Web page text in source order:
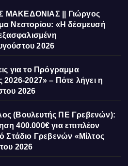
ΜΑΚΕΔΟΝΙΑΣ || Γιώργος
Νεστορίου: «Η δέσμευσή
2026
για το Πρόγραμμα
2026-2027» – Πότε λήγει η
2026
(Βουλευτής ΠΕ Γρεβενών):
400.000€ για επιπλέον
Στάδιο Γρεβενών «Μίλτος
2026